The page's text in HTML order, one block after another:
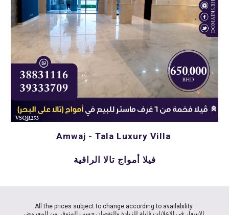
Amwaj - Tala Luxury Villa
فيلا أمواج تالا الراقية
All the prices subject to change according to availability